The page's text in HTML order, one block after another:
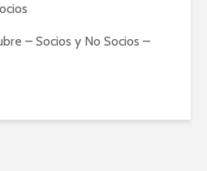
– Socios y No Socios –